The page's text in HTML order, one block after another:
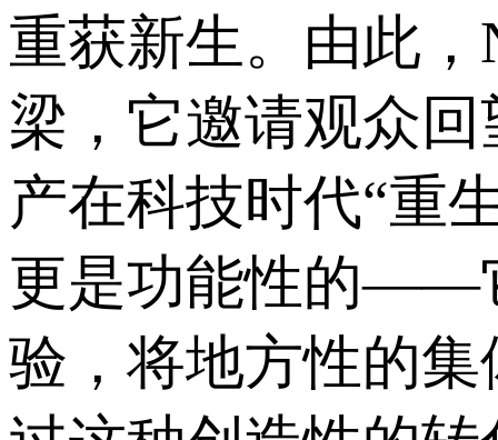
重获新生。由此
梁，它邀请观众
产在科技时代“重
更是功能性的——
验，将地方性的